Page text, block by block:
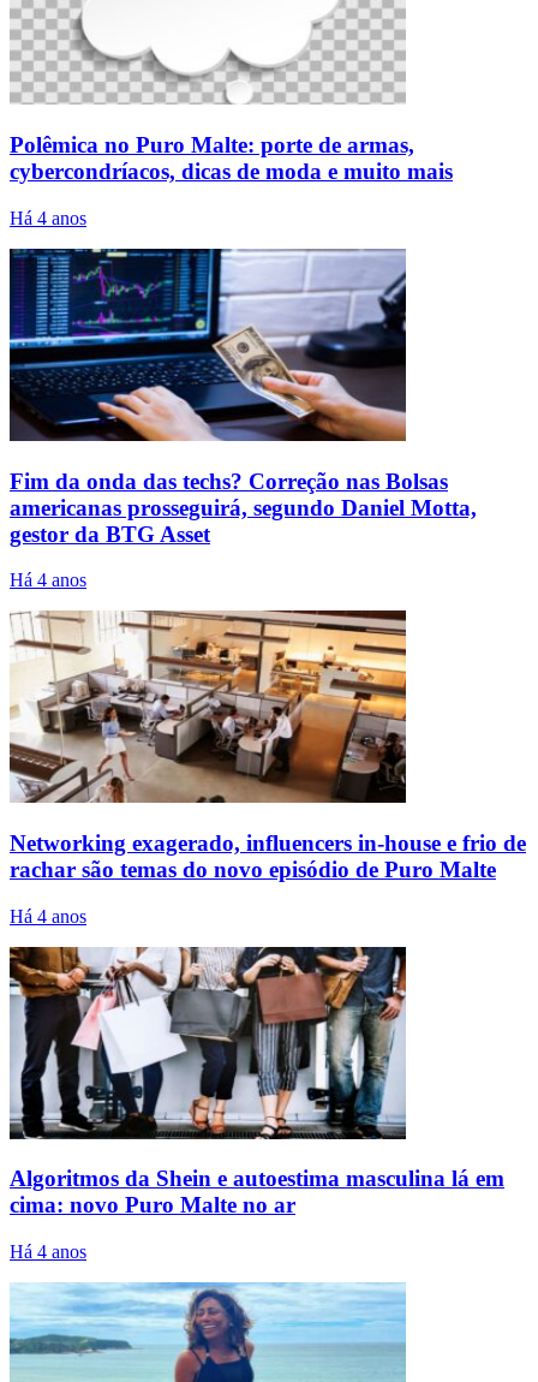
Polêmica no Puro Malte: porte de armas,
cybercondríacos, dicas de moda e muito mais
Há 4 anos
Fim da onda das techs? Correção nas Bolsas
americanas prosseguirá, segundo Daniel Motta,
gestor da BTG Asset
Há 4 anos
Networking exagerado, influencers in-house e frio de
rachar são temas do novo episódio de Puro Malte
Há 4 anos
Algoritmos da Shein e autoestima masculina lá em
cima: novo Puro Malte no ar
Há 4 anos